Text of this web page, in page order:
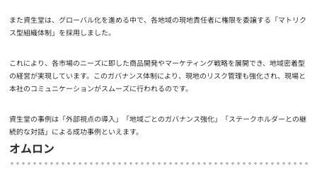
また資生堂は、グローバル化を進める中で、各地域の現地責任者に権限を委譲する「マトリク
ス型組織体制」を採用しました。
これにより、各市場のニーズに即した商品開発やマーケティング戦略を展開でき、地域密着型
の経営が実現しています。このガバナンス体制により、現地のリスク管理も強化され、現場と
本社のコミュニケーションがスムーズに行われるのです。
資生堂の事例は「外部視点の導入」「地域ごとのガバナンス強化」「ステークホルダーとの継
続的な対話」による成功事例といえます。
オムロン